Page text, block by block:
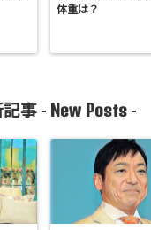
体重は？
事 - New Posts -